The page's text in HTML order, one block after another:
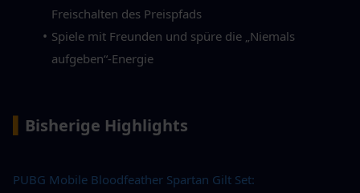
Freischalten des Preispfads
Spiele mit Freunden und spüre die „Niemals
aufgeben“-Energie
Bisherige Highlights
PUBG Mobile Bloodfeather Spartan Gilt Set: